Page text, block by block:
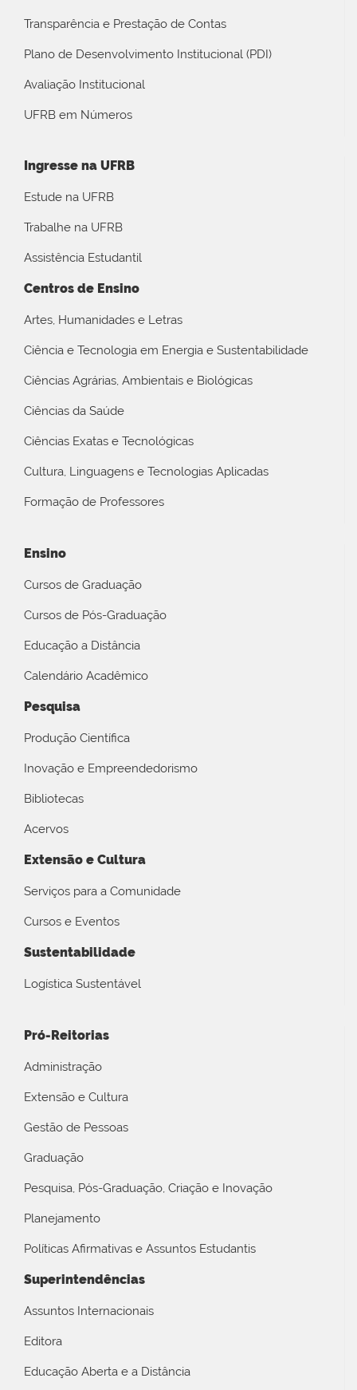
Transparência e Prestação de Contas
Plano de Desenvolvimento Institucional (PDI)
Avaliação Institucional
UFRB em Números
Ingresse na UFRB
Estude na UFRB
Trabalhe na UFRB
Assistência Estudantil
Centros de Ensino
Artes, Humanidades e Letras
Ciência e Tecnologia em Energia e Sustentabilidade
Ciências Agrárias, Ambientais e Biológicas
Ciências da Saúde
Ciências Exatas e Tecnológicas
Cultura, Linguagens e Tecnologias Aplicadas
Formação de Professores
Ensino
Cursos de Graduação
Cursos de Pós-Graduação
Educação a Distância
Calendário Acadêmico
Pesquisa
Produção Científica
Inovação e Empreendedorismo
Bibliotecas
Acervos
Extensão e Cultura
Serviços para a Comunidade
Cursos e Eventos
Sustentabilidade
Logística Sustentável
Pró-Reitorias
Administração
Extensão e Cultura
Gestão de Pessoas
Graduação
Pesquisa, Pós-Graduação, Criação e Inovação
Planejamento
Políticas Afirmativas e Assuntos Estudantis
Superintendências
Assuntos Internacionais
Editora
Educação Aberta e a Distância